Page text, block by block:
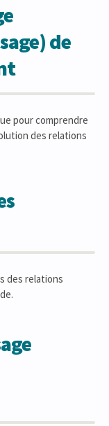
de
pour comprendre
des relations
des relations